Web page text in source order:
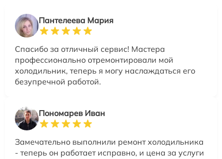
Пантелеева Мария
Спасибо за отличный сервис! Мастера
профессионально отремонтировали мой
холодильник, теперь я могу наслаждаться его
безупречной работой.
Пономарев Иван
Замечательно выполнили ремонт холодильника
- теперь он работает исправно, и цена за услуги